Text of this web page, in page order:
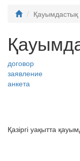
Қауымдастық
договор
заявление
анкета
Қазіргі уақытта